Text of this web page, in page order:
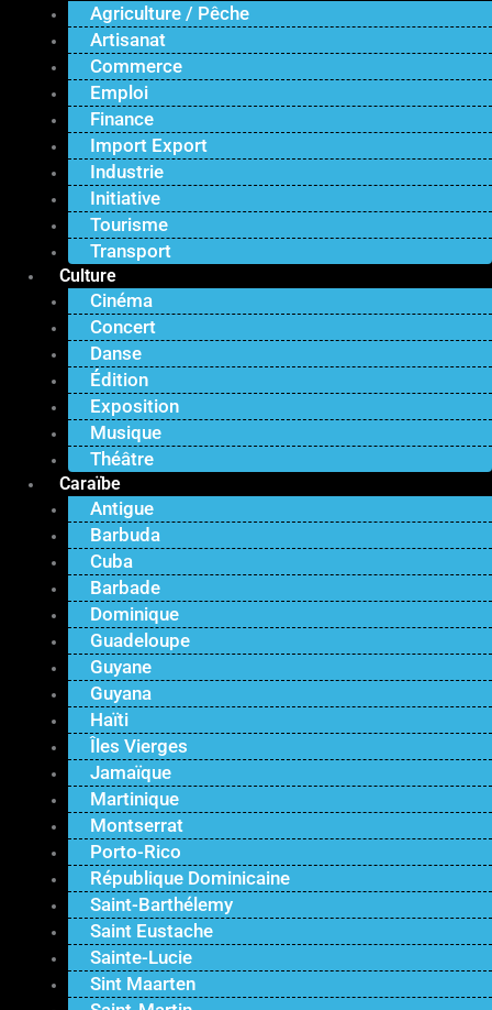
Agriculture / Pêche
Artisanat
Commerce
Emploi
Finance
Import Export
Industrie
Initiative
Tourisme
Transport
Culture
Cinéma
Concert
Danse
Édition
Exposition
Musique
Théâtre
Caraïbe
Antigue
Barbuda
Cuba
Barbade
Dominique
Guadeloupe
Guyane
Guyana
Haïti
Îles Vierges
Jamaïque
Martinique
Montserrat
Porto-Rico
République Dominicaine
Saint-Barthélemy
Saint Eustache
Sainte-Lucie
Sint Maarten